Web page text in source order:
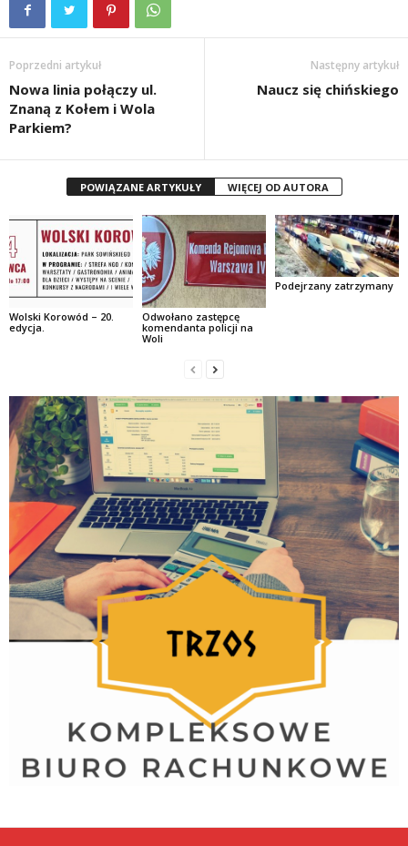
Poprzedni artykuł
Nowa linia połączy ul.
Znaną z Kołem i Wola
Parkiem?
Następny artykuł
Naucz się chińskiego
POWIĄZANE ARTYKUŁY WIĘCEJ OD AUTORA
Wolski Korowód – 20.
edycja.
Odwołano zastępcę
komendanta policji na
Woli
Podejrzany zatrzymany